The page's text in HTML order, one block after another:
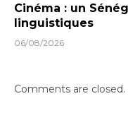
Cinéma : un
linguistiques
06/08/2026
Comments are closed.